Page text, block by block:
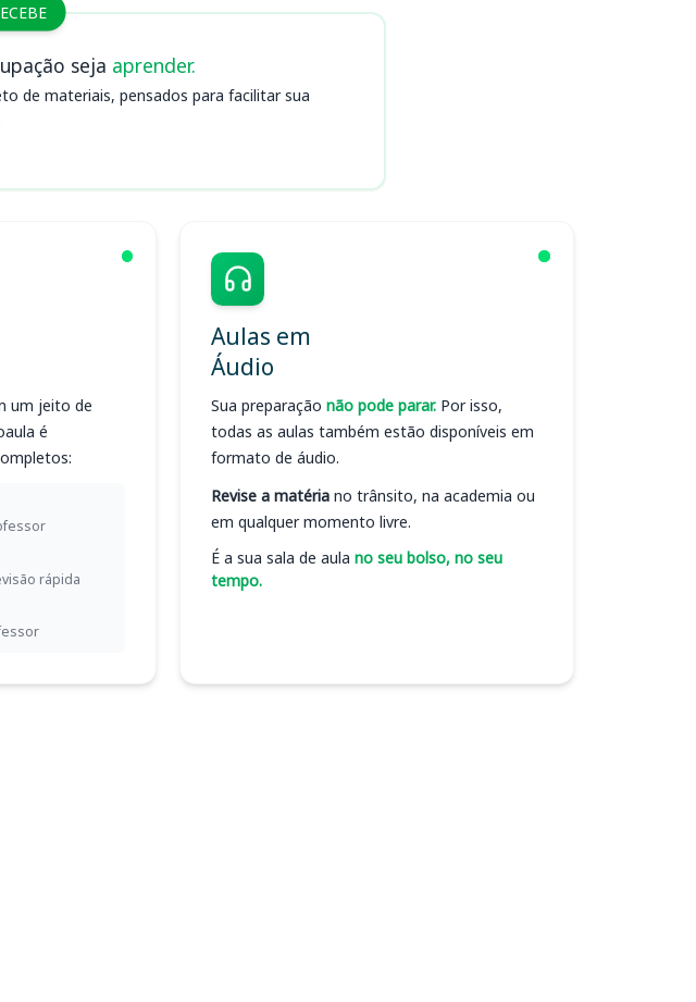
seja aprender.
de materiais, pensados para facilitar sua
um jeito de
é
rápida
Aulas em
Áudio
Sua preparação não pode parar. Por isso,
todas as aulas também estão disponíveis em
formato de áudio.
Revise a matéria no trânsito, na academia ou
em qualquer momento livre.
É a sua sala de aula no seu bolso, no seu
tempo.